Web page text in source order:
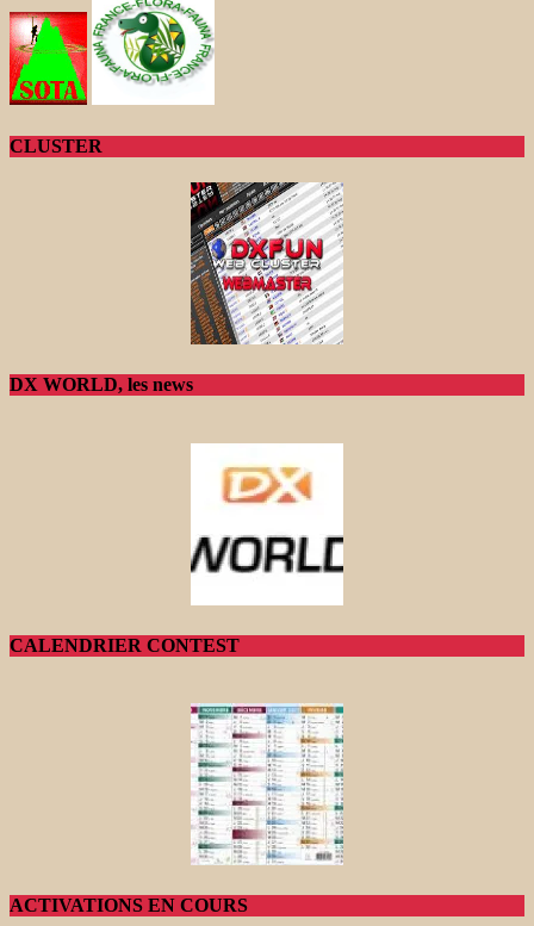
CLUSTER
DX WORLD, les news
CALENDRIER CONTEST
ACTIVATIONS EN COURS